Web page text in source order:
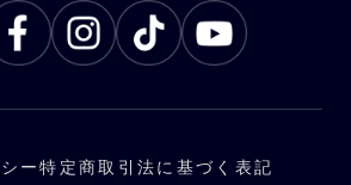
ー特定商取引法に基づく表記